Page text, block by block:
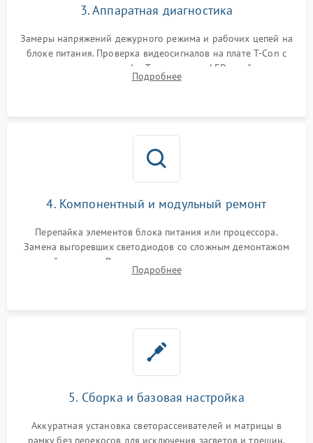
3. Аппаратная диагностика
Замеры напряжений дежурного режима и рабочих цепей на
блоке питания. Проверка видеосигналов на плате T-Con с
помощью осциллографа. Тестирование LED-драйвера и
светодиодных планок подсветки мультиметром.
Подробнее
4. Компонентный и модульный ремонт
Перепайка элементов блока питания или процессора.
Замена выгоревших светодиодов со сложным демонтажом
хрупкой матрицы. Восстановление поврежденных дорожек,
прошивка микросхем памяти EEPROM
Подробнее
5. Сборка и базовая настройка
Аккуратная установка светорассеивателей и матрицы в
рамку без перекосов для исключения засветов и трещин.